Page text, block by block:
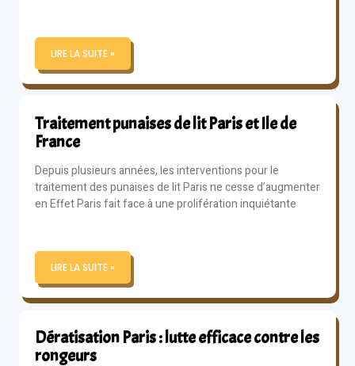
LIRE LA SUITE »
Traitement punaises de lit Paris et Ile de
France
Depuis plusieurs années, les interventions pour le
traitement des punaises de lit Paris ne cesse d’augmenter
en Effet Paris fait face à une prolifération inquiétante
LIRE LA SUITE »
Dératisation Paris : lutte efficace contre les
rongeurs